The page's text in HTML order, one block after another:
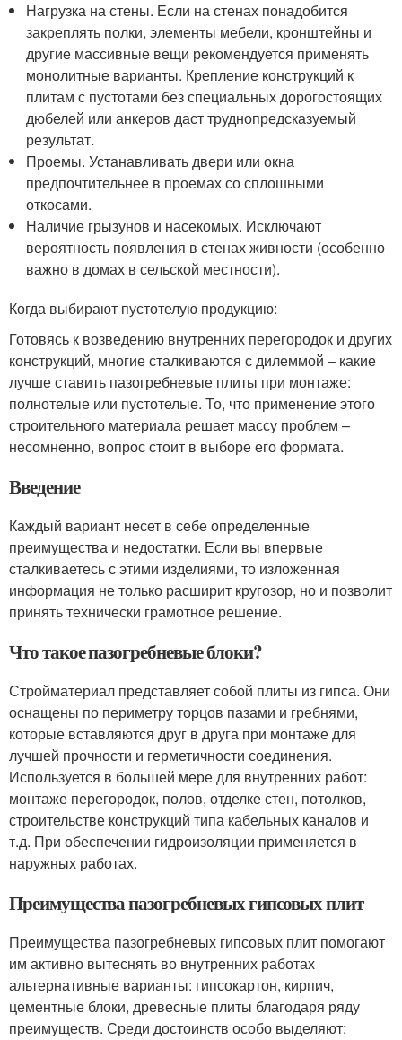
Нагрузка на стены. Если на стенах понадобится
закреплять полки, элементы мебели, кронштейны и
другие массивные вещи рекомендуется применять
монолитные варианты. Крепление конструкций к
плитам с пустотами без специальных дорогостоящих
дюбелей или анкеров даст труднопредсказуемый
результат.
Проемы. Устанавливать двери или окна
предпочтительнее в проемах со сплошными
откосами.
Наличие грызунов и насекомых. Исключают
вероятность появления в стенах живности (особенно
важно в домах в сельской местности).
Когда выбирают пустотелую продукцию:
Готовясь к возведению внутренних перегородок и других
конструкций, многие сталкиваются с дилеммой – какие
лучше ставить пазогребневые плиты при монтаже:
полнотелые или пустотелые. То, что применение этого
строительного материала решает массу проблем –
несомненно, вопрос стоит в выборе его формата.
Введение
Каждый вариант несет в себе определенные
преимущества и недостатки. Если вы впервые
сталкиваетесь с этими изделиями, то изложенная
информация не только расширит кругозор, но и позволит
принять технически грамотное решение.
Что такое пазогребневые блоки?
Стройматериал представляет собой плиты из гипса. Они
оснащены по периметру торцов пазами и гребнями,
которые вставляются друг в друга при монтаже для
лучшей прочности и герметичности соединения.
Используется в большей мере для внутренних работ:
монтаже перегородок, полов, отделке стен, потолков,
строительстве конструкций типа кабельных каналов и
т.д. При обеспечении гидроизоляции применяется в
наружных работах.
Преимущества пазогребневых гипсовых плит
Преимущества пазогребневых гипсовых плит помогают
им активно вытеснять во внутренних работах
альтернативные варианты: гипсокартон, кирпич,
цементные блоки, древесные плиты благодаря ряду
преимуществ. Среди достоинств особо выделяют: